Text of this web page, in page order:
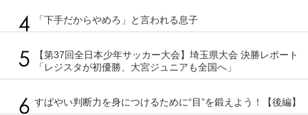
「下手だからやめろ」と言われる息子
【第37回全日本少年サッカー大会】埼玉県大会 決勝レポート
「レジスタが初優勝、大宮ジュニアも全国へ」
すばやい判断力を身につけるために“目”を鍛えよう！【後編】